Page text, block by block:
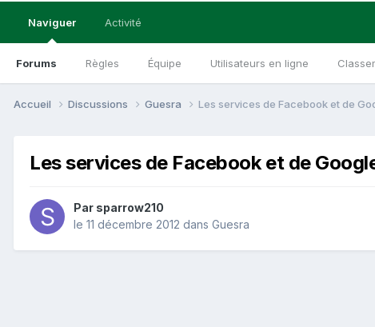
Naviguer
Forums Règles Équipe Utilisateurs en ligne
Activité
Accueil Discussions Guesra Les services de Facebook et de
Les services de Facebook et de
Par sparrow210
le 11 décembre 2012 dans Guesra